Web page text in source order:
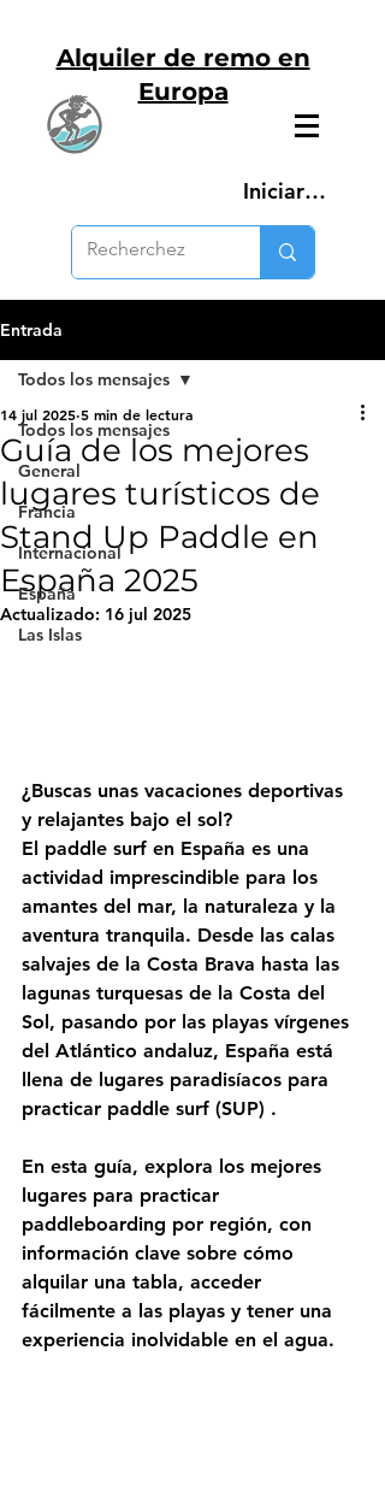
Alquiler de remo en
Europa
Iniciar sesión
Entrada
Todos los mensajes
General
Francia
Internacional
España
Las Islas
Todos los mensajes
Guía de los mejores
lugares turísticos de
Stand Up Paddle en
España 2025
14 jul 2025 5 min de lectura
Actualizado: 16 jul 2025
¿Buscas unas vacaciones deportivas
y relajantes bajo el sol?
El paddle surf en España es una
actividad imprescindible para los
amantes del mar, la naturaleza y la
aventura tranquila. Desde las calas
salvajes de la Costa Brava hasta las
lagunas turquesas de la Costa del
Sol, pasando por las playas vírgenes
del Atlántico andaluz, España está
llena de lugares paradisíacos para
practicar paddle surf (SUP) .
En esta guía, explora los mejores
lugares para practicar
paddleboarding por región, con
información clave sobre cómo
alquilar una tabla, acceder
fácilmente a las playas y tener una
experiencia inolvidable en el agua.